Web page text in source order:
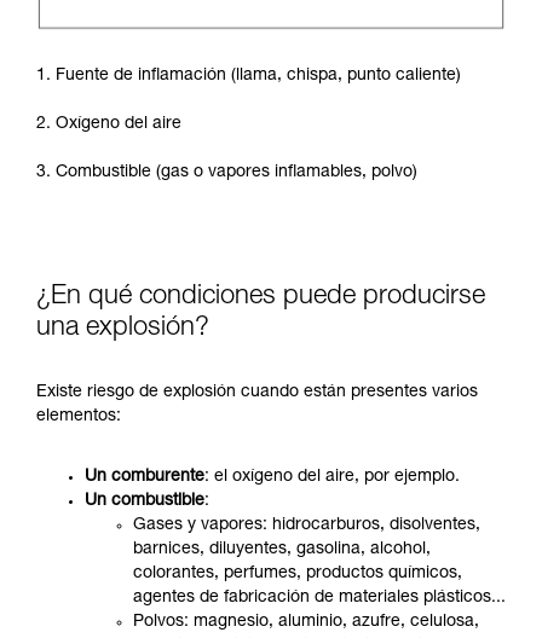
1. Fuente de inflamación (llama, chispa, punto caliente)
2. Oxígeno del aire
3. Combustible (gas o vapores inflamables, polvo)
¿En qué condiciones puede producirse
una explosión?
Existe riesgo de explosión cuando están presentes varios
elementos:
Un comburente: el oxígeno del aire, por ejemplo.
Un combustible:
Gases y vapores: hidrocarburos, disolventes,
barnices, diluyentes, gasolina, alcohol,
colorantes, perfumes, productos químicos,
agentes de fabricación de materiales plásticos...
Polvos: magnesio, aluminio, azufre, celulosa,